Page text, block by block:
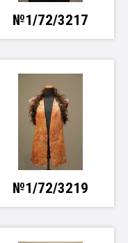
№1/72/3217
№1/72/3219